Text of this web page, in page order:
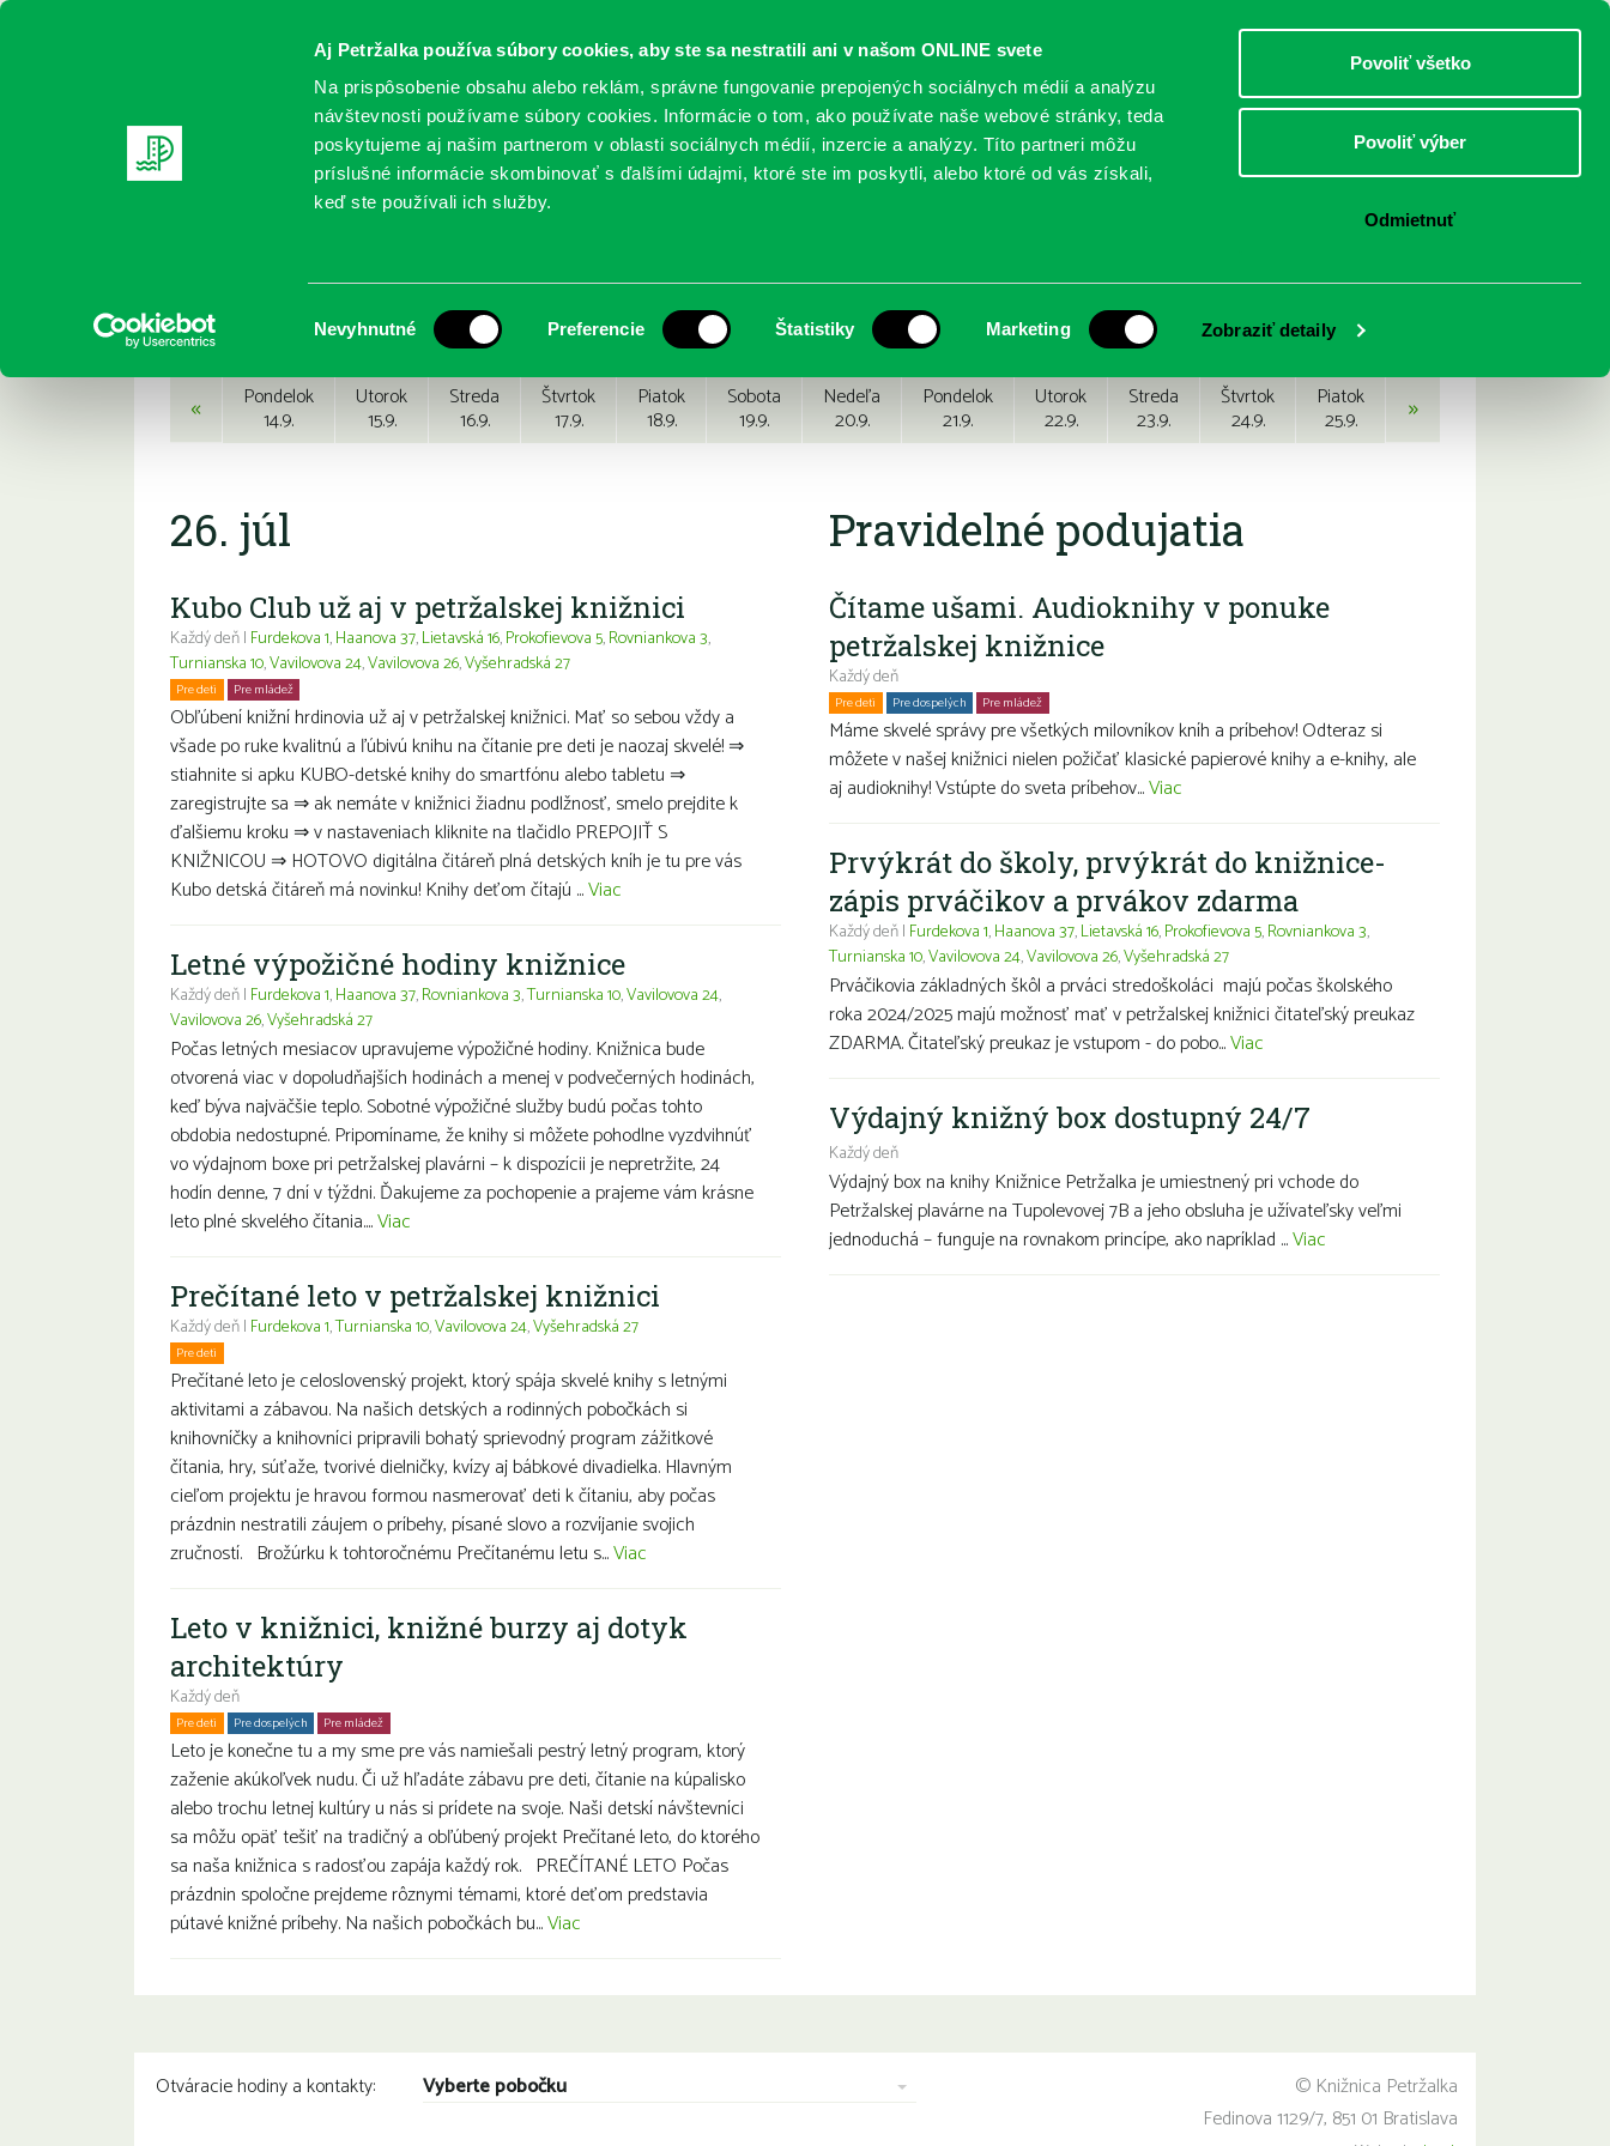
Aj Petržalka používa súbory cookies, aby ste sa nestratili ani v našom ONLINE svete
Na prispôsobenie obsahu alebo reklám, správne fungovanie prepojených sociálnych médií a analýzu
návštevnosti používame súbory cookies. Informácie o tom, ako používate naše webové stránky, teda
poskytujeme aj našim partnerom v oblasti sociálnych médií, inzercie a analýzy. Títo partneri môžu
príslušné informácie skombinovať s ďalšími údajmi, ktoré ste im poskytli, alebo ktoré od vás získali,
keď ste používali ich služby.
súhlasu
Nevyhnutné Preferencie Štatistiky Marketing Zobraziť detaily
Povoliť všetko
Povoliť výber
Odmietnuť
DOSPELÍ
REGISTRUJTE SA ONLINE KATALÓGY SLUŽBY PODUJATIA POBOČKY O KNIŽNICI
Podujatia
« Pondelok
14.9.
Utorok
15.9.
Streda
16.9.
Štvrtok
17.9.
Piatok
18.9.
Sobota
19.9.
Nedeľa
20.9.
Pondelok
21.9.
Utorok
22.9.
Streda
23.9.
Štvrtok
24.9.
Piatok
25.9. »
26. júl
Kubo Club už aj v petržalskej knižnici
Každý deň | Furdekova 1,Haanova 37,Lietavská 16,Prokofievova 5,Rovniankova 3,
Turnianska 10,Vavilovova 24,Vavilovova 26,Vyšehradská 27
Pre deti Pre mládež
Obľúbení knižní hrdinovia už aj v petržalskej knižnici. Mať so sebou vždy a
všade po ruke kvalitnú a ľúbivú knihu na čítanie pre deti je naozaj skvelé! ⇒
stiahnite si apku KUBO-detské knihy do smartfónu alebo tabletu ⇒
zaregistrujte sa ⇒ ak nemáte v knižnici žiadnu podlžnosť, smelo prejdite k
ďalšiemu kroku ⇒ v nastaveniach kliknite na tlačidlo PREPOJIŤ S
KNIŽNICOU ⇒ HOTOVO digitálna čitáreň plná detských kníh je tu pre vás
Kubo detská čitáreň má novinku! Knihy deťom čítajú ...Viac
Letné výpožičné hodiny knižnice
Každý deň | Furdekova 1,Haanova 37,Rovniankova 3,Turnianska 10,Vavilovova 24,
Vavilovova 26,Vyšehradská 27
Počas letných mesiacov upravujeme výpožičné hodiny. Knižnica bude
otvorená viac v dopoludňajších hodinách a menej v podvečerných hodinách,
keď býva najväčšie teplo. Sobotné výpožičné služby budú počas tohto
obdobia nedostupné. Pripomíname, že knihy si môžete pohodlne vyzdvihnúť
vo výdajnom boxe pri petržalskej plavárni – k dispozícii je nepretržite, 24
hodín denne, 7 dní v týždni. Ďakujeme za pochopenie a prajeme vám krásne
leto plné skvelého čítania....Viac
Prečítané leto v petržalskej knižnici
Každý deň | Furdekova 1,Turnianska 10,Vavilovova 24,Vyšehradská 27
Pre deti
Prečítané leto je celoslovenský projekt, ktorý spája skvelé knihy s letnými
aktivitami a zábavou. Na našich detských a rodinných pobočkách si
knihovníčky a knihovníci pripravili bohatý sprievodný program zážitkové
čítania, hry, súťaže, tvorivé dielničky, kvízy aj bábkové divadielka. Hlavným
cieľom projektu je hravou formou nasmerovať deti k čítaniu, aby počas
prázdnin nestratili záujem o príbehy, písané slovo a rozvíjanie svojich
zručností. Brožúrku k tohtoročnému Prečítanému letu s...Viac
Leto v knižnici, knižné burzy aj dotyk
architektúry
Každý deň
Pre deti Pre dospelých Pre mládež
Leto je konečne tu a my sme pre vás namiešali pestrý letný program, ktorý
zaženie akúkoľvek nudu. Či už hľadáte zábavu pre deti, čítanie na kúpalisko
alebo trochu letnej kultúry u nás si prídete na svoje. Naši detskí návštevníci
sa môžu opäť tešiť na tradičný a obľúbený projekt Prečítané leto, do ktorého
sa naša knižnica s radosťou zapája každý rok. PREČÍTANÉ LETO Počas
prázdnin spoločne prejdeme rôznymi témami, ktoré deťom predstavia
pútavé knižné príbehy. Na našich pobočkách bu...Viac
Pravidelné podujatia
Čítame ušami. Audioknihy v ponuke
petržalskej knižnice
Každý deň
Pre deti Pre dospelých Pre mládež
Máme skvelé správy pre všetkých milovníkov kníh a príbehov! Odteraz si
môžete v našej knižnici nielen požičať klasické papierové knihy a e-knihy, ale
aj audioknihy! Vstúpte do sveta príbehov...Viac
Prvýkrát do školy, prvýkrát do knižnice-
zápis prváčikov a prvákov zdarma
Každý deň | Furdekova 1,Haanova 37,Lietavská 16,Prokofievova 5,Rovniankova 3,
Turnianska 10,Vavilovova 24,Vavilovova 26,Vyšehradská 27
Prváčikovia základných škôl a prváci stredoškoláci majú počas školského
roka 2024/2025 majú možnosť mať v petržalskej knižnici čitateľský preukaz
ZDARMA. Čitateľský preukaz je vstupom - do pobo...Viac
Výdajný knižný box dostupný 24/7
Každý deň
Výdajný box na knihy Knižnice Petržalka je umiestnený pri vchode do
Petržalskej plavárne na Tupolevovej 7B a jeho obsluha je užívateľsky veľmi
jednoduchá – funguje na rovnakom princípe, ako napríklad ...Viac
Otváracie hodiny a kontakty: Vyberte pobočku
© Knižnica Petržalka
Fedinova 1129/7, 851 01 Bratislava